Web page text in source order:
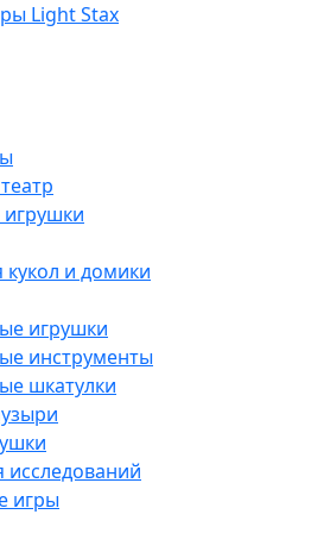
Light Stax
и домики
игрушки
инструменты
шкатулки
игры